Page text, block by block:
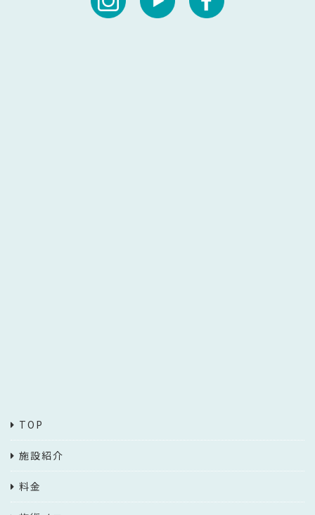
TOP
施設紹介
料金